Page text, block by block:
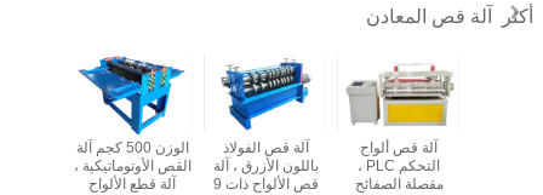
أكثر آلة قص المعادن
الوزن 500 كجم آلة
القص الأوتوماتيكية ،
آلة قطع الألواح
آلة قص الفولاذ
باللون الأزرق ، آلة
قص الألواح ذات 9
آلة قص ألواح
التحكم PLC ،
مقصلة الصفائح